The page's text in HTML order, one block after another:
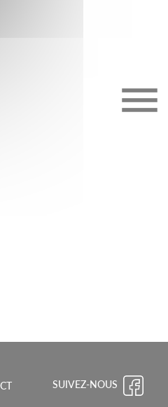
SUIVEZ-NOUS